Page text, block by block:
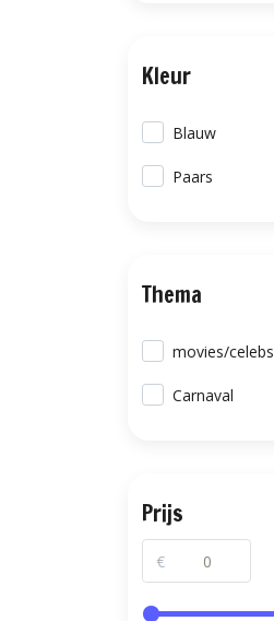
Kleur
Blauw
Paars
Thema
movies/celebs
Carnaval
Prijs
€